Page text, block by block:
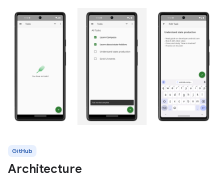
GitHub
Architecture